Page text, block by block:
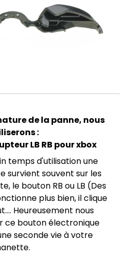
de la panne, nous
:
LB RB pour xbox
temps d'utilisation une
survient souvent sur les
le bouton RB ou LB (Des
plus bien, il clique
Heureusement nous
ce bouton électronique
seconde vie à votre